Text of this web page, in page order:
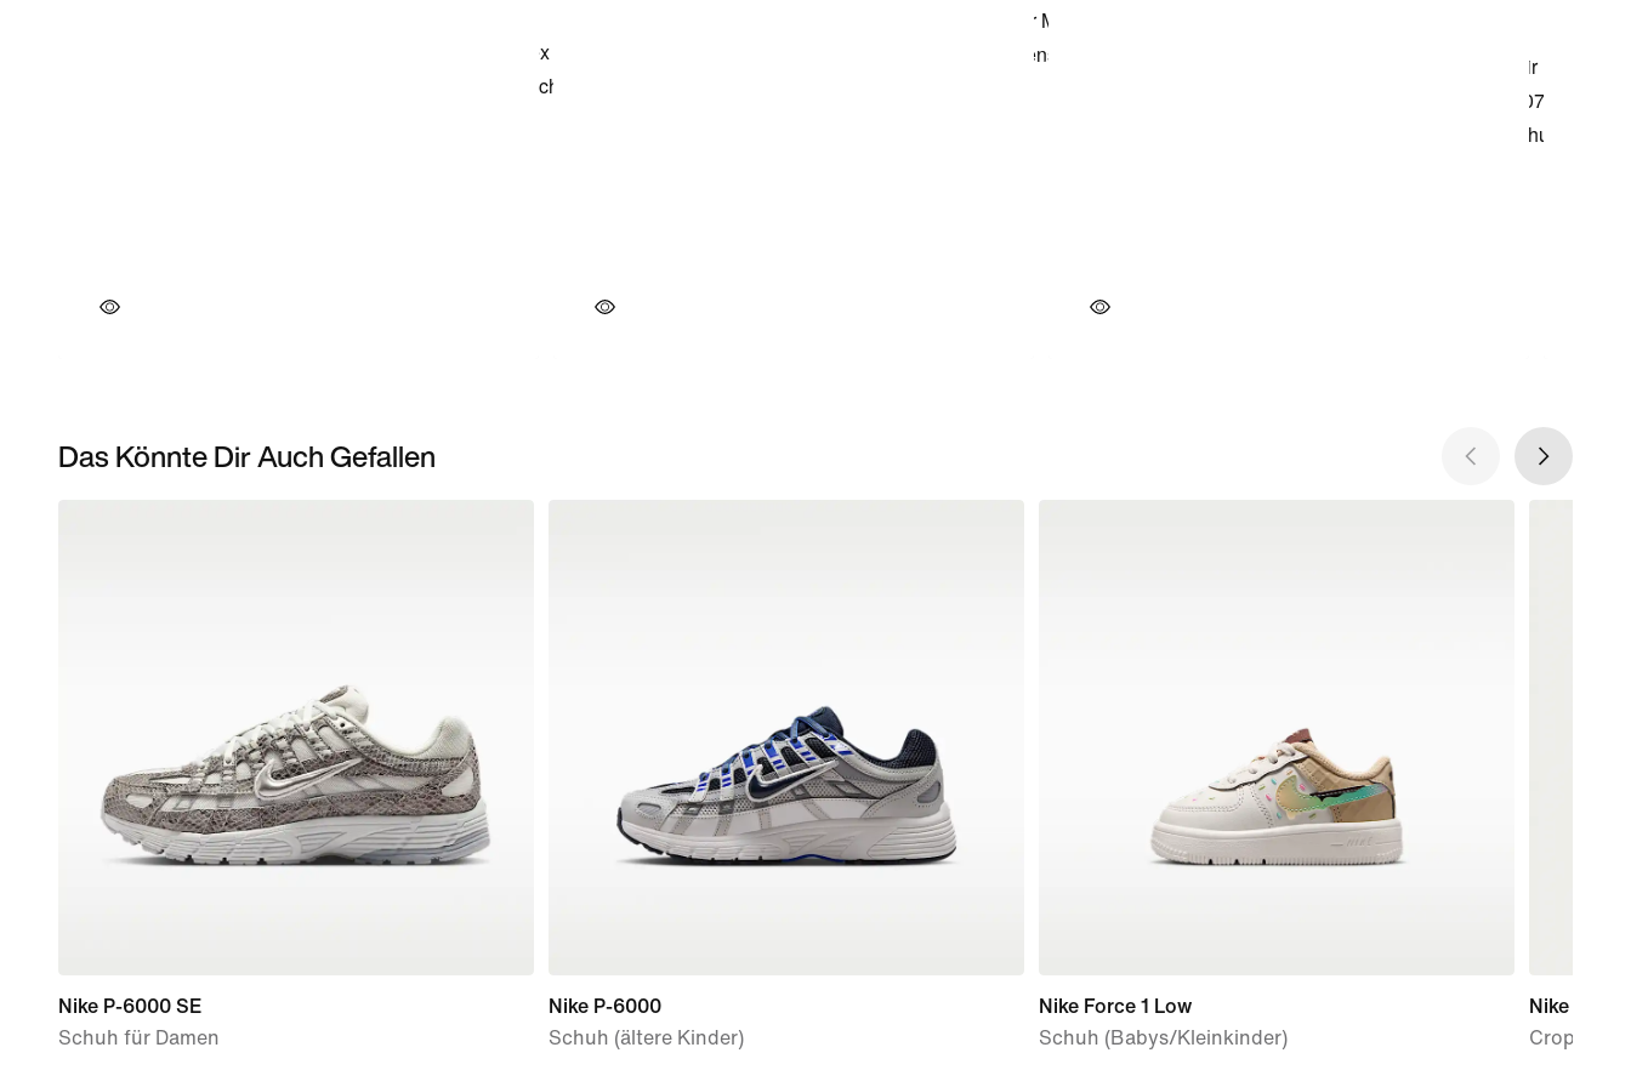
Das Könnte Dir Auch Gefallen
Nike P-6000 SE
Schuh für Damen
Nike P-6000
Schuh (ältere Kinder)
Nike Force 1 Low
Schuh (Babys/Kleinkinder)
Nike
Crop-